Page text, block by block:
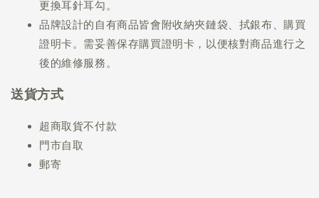
更換耳針耳勾。
品牌設計的自有商品皆會附收納夾鏈袋、拭銀布、購買
證明卡。需妥善保存購買證明卡，以便核對商品進行之
後的維修服務。
送貨方式
超商取貨不付款
門市自取
郵寄